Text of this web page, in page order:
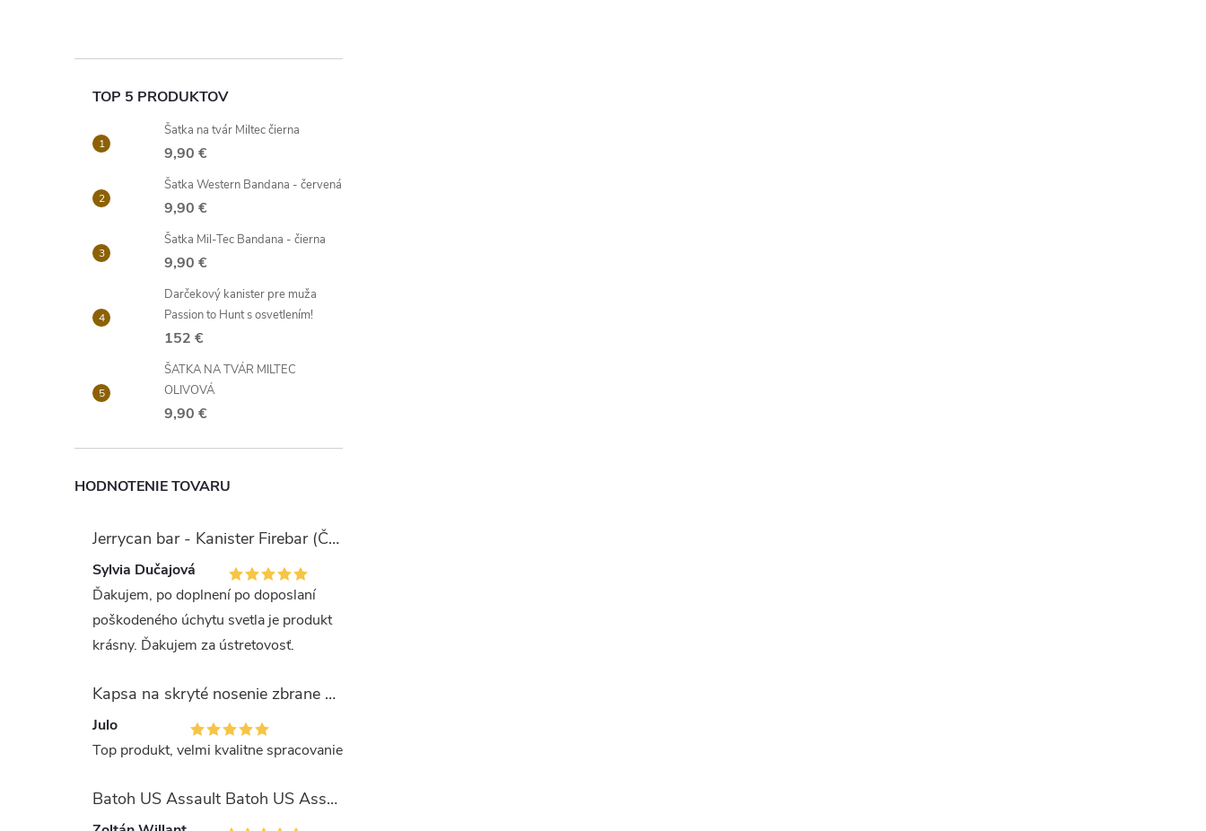
TOP 5 PRODUKTOV
Šatka na tvár Miltec čierna
9,90 €
Šatka Western Bandana - červená
9,90 €
Šatka Mil-Tec Bandana - čierna
9,90 €
Darčekový kanister pre muža
Passion to Hunt s osvetlením!
152 €
ŠATKA NA TVÁR MILTEC
OLIVOVÁ
9,90 €
HODNOTENIE TOVARU
Jerrycan bar - Kanister Firebar (Červený)
Sylvia Dučajová
Ďakujem, po doplnení po doposlaní
poškodeného úchytu svetla je produkt
krásny. Ďakujem za ústretovosť.
Kapsa na skryté nosenie zbrane OLIVA (veľkosť Glock 17/19)
Julo
Top produkt, velmi kvalitne spracovanie
Batoh US Assault Batoh US Assault "LASER CUT" 36l MULTIT.